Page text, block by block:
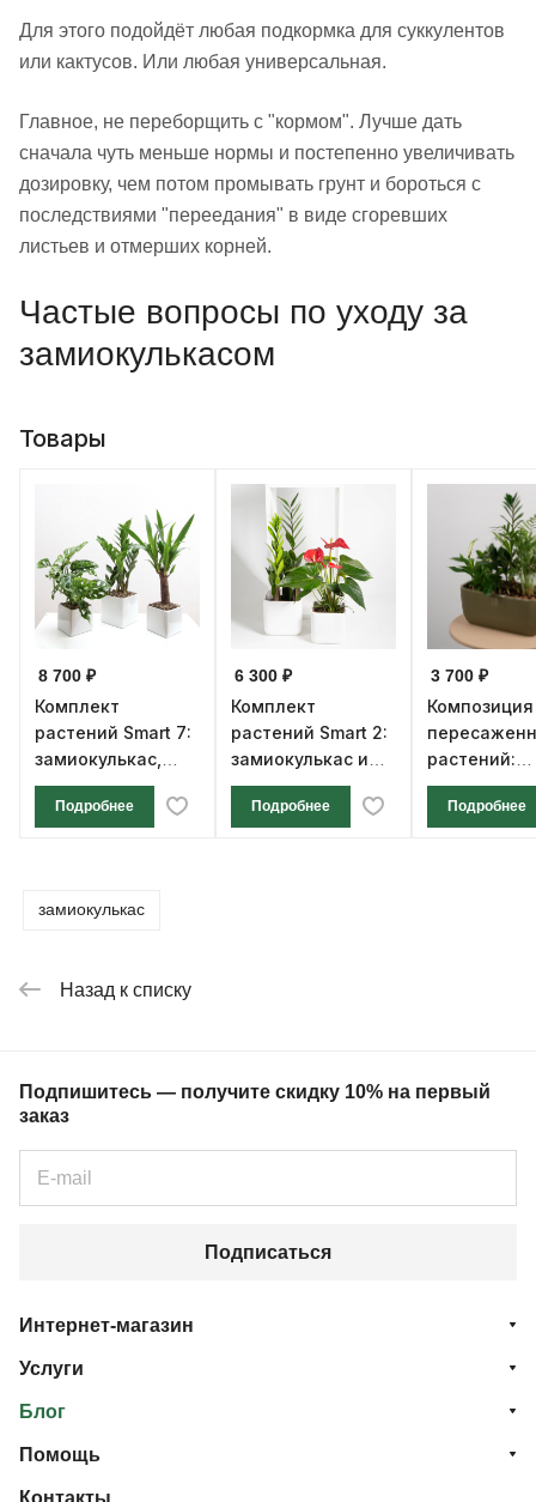
Для этого подойдёт любая подкормка для суккулентов
или кактусов. Или любая универсальная.
Главное, не переборщить с "кормом". Лучше дать
сначала чуть меньше нормы и постепенно увеличивать
дозировку, чем потом промывать грунт и бороться с
последствиями "переедания" в виде сгоревших
листьев и отмерших корней.
Частые вопросы по уходу за
замиокулькасом
Товары
8 700 ₽
Комплект
растений Smart 7:
замиокулькас,
монстера и юкка
Подробнее
6 300 ₽
Комплект
растений Smart 2:
замиокулькас и
антуриум
Подробнее
3 700 ₽
растений:
Подробнее
замиокулькас
Назад к списку
Подпишитесь — получите скидку 10% на первый
заказ
Подписаться
Интернет-магазин
Услуги
Блог
Помощь
Контакты